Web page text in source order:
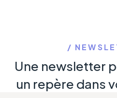
Une newsletter
un repère dans